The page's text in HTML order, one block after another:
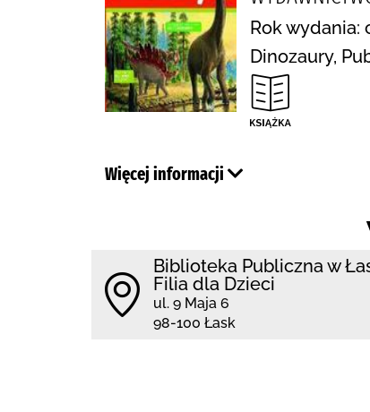
Rok wydania:
Dinozaury,
Więcej informacji
Biblioteka Publiczna w
Filia dla Dzieci
ul. 9 Maja 6
98-100 Łask